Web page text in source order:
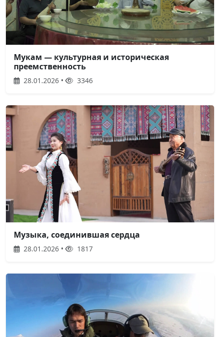
Мукам — культурная и историческая
преемственность
28.01.2026 • 3346
Музыка, соединившая сердца
28.01.2026 • 1817